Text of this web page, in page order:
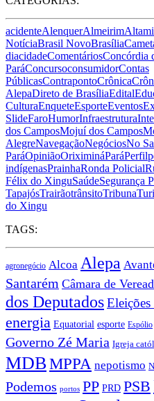
acidenteAlenquerAlmeirim
NotíciaBrasil NovoBrasília
diacidadeComentáriosConcórdia
ParáConcursoconsumidorContas
PúblicasContrapontoCrônica
AlepaDireto de BrasíliaEdital
CulturaEnqueteEsporteEventos
SlideFaroHumorInfraestrutura
dos CamposMojuí dos Campos
AlegreNavegaçãoNegóciosNo
ParáOpiniãoOriximináParáPerfil
indígenasPrainhaRonda Policial
Félix do XinguSaúdeSegurança
TapajósTrairãotrânsitoTribuna
do Xingu
TAGS:
agronegócio Alcoa Alepa
Santarém Câmara de
dos Deputados
energia Equatorial esporte Espólio
Governo Zé Maria Igreja
MDBMPPA nepotismo
Podemos portos PP PRD PSB